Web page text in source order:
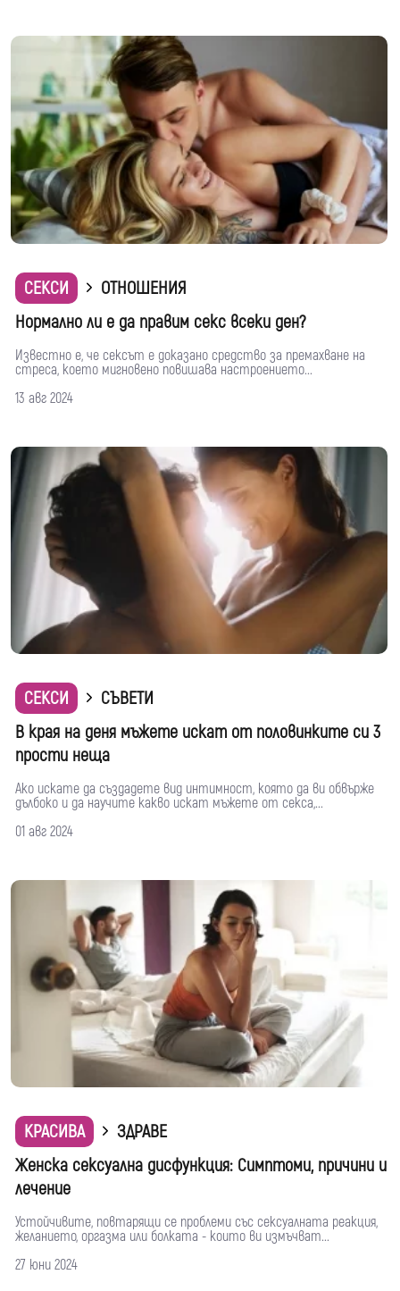
СЕКСИ
ОТНОШЕНИЯ
Нормално ли е да правим секс всеки ден?
Известно е, че сексът е доказано средство за премахване на
стреса, което мигновено повишава настроението...
13 авг 2024
СЕКСИ
СЪВЕТИ
В края на деня мъжете искат от половинките си 3
прости неща
Ако искате да създадете вид интимност, която да ви обвърже
дълбоко и да научите какво искат мъжете от секса,...
01 авг 2024
КРАСИВА
ЗДРАВЕ
Женска сексуална дисфункция: Симптоми, причини и
лечение
Устойчивите, повтарящи се проблеми със сексуалната реакция,
желанието, оргазма или болката - които ви измъчват...
27 юни 2024